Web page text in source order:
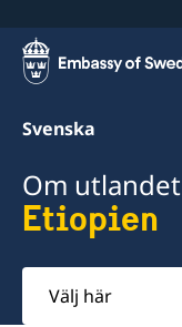
Svenska
Om utlandet
Etiopien
Välj
här